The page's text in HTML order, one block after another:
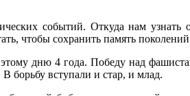
событий. Откуда нам узнать
чтобы сохранить память
дню 4 года. Победу над
борьбу вступали и стар, и млад.